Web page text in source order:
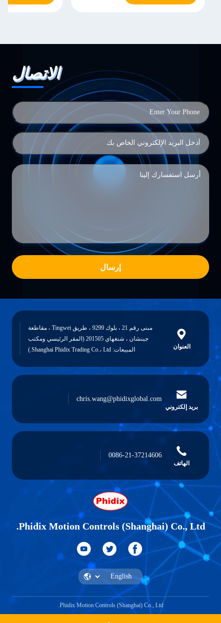
الاتصال
إرسال
العنوان
مبنى رقم 21 ، بلوك 9299 ، طريق Tingwei ، مقاطعة
جينشان ، شنغهاي 201505 (المقر الرئيسي ومكتب
المبيعات: Shanghai Phidix Trading Co.، Ltd.)
بريد إلكتروني
chris.wang@phidixglobal.com
الهاتف
0086-21-37214606
Phidix Motion Controls (Shanghai) Co., Ltd.
Phidix Motion Controls (Shanghai) Co., Ltd.